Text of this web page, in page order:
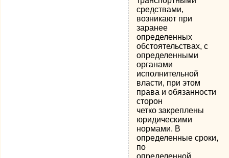
средствами,
возникают при
заранее
определенных
обстоятельствах, с
определенными
органами
исполнительной
власти, при этом
права и обязанности
сторон
четко закреплены
юридическими
нормами. В
определенные сроки,
по
определенной